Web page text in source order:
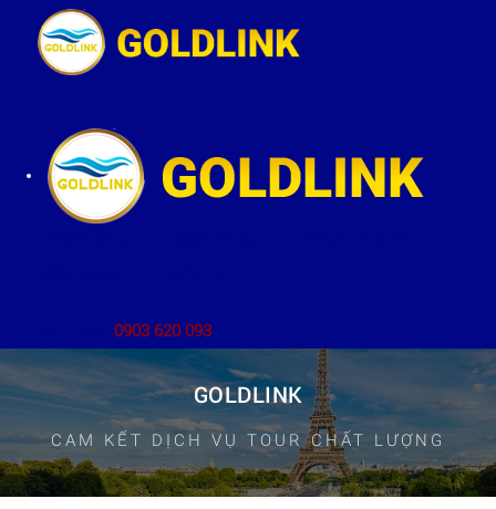
0903 620 093
GOLDLINK
CAM KẾT DỊCH VỤ TOUR CHẤT LƯỢNG